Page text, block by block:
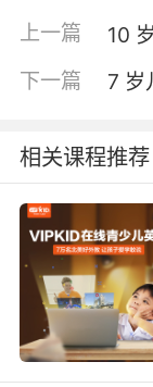
化专题拓展
理与巧克力工
普动画脚本，
索世界文化
均经过三重评
概念熟悉度
度（价值观正
控制在学员
效率提升
独创三维阅
阶段，通过
用思维导图+
上一篇 10
下一篇 7 岁
相关课程推荐